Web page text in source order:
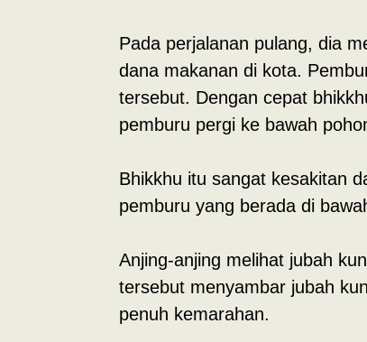
Pada perjalanan pulang, dia
dana makanan di kota.
tersebut. Dengan cepat
pemburu pergi ke bawah
Bhikkhu itu sangat kesakitan
pemburu yang berada di
Anjing-anjing melihat jubah
tersebut menyambar jubah
penuh kemarahan.